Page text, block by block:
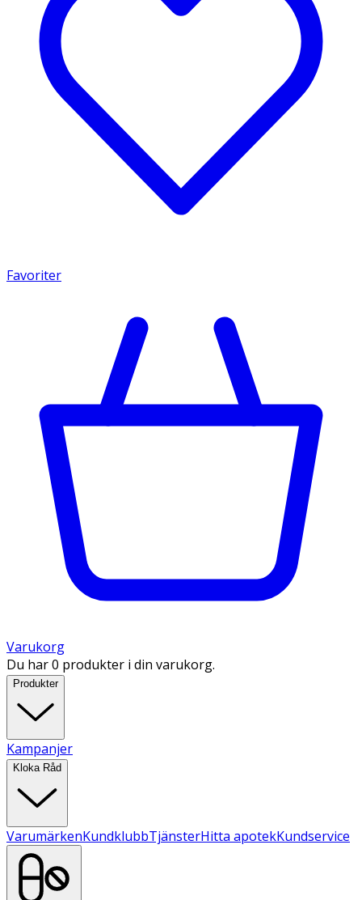
Favoriter
Varukorg
Du har 0 produkter i din varukorg.
Produkter
Kampanjer
Kloka Råd
VarumärkenKundklubbTjänsterHitta apotekKundservice